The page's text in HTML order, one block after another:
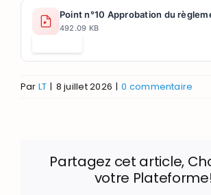
Point n°10 Approbation du
492.09 KB
Par LT | 8 juillet 2026 | 0 commentaire
Partagez cet article,
votre Plateforme!